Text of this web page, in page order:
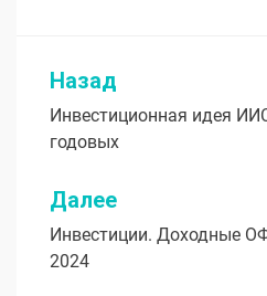
Навигация
по
записям
Назад
Инвестиционная идея
годовых
Далее
Инвестиции. Доходные
2024